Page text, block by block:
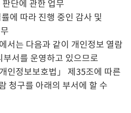
단에 관한 업무
따라 진행 중인 감사 및
에서는 다음과 같이 개인정보 열람
부서를 운영하고 있으므로
인정보보호법」 제35조에 따른
청구를 아래의 부서에 할 수